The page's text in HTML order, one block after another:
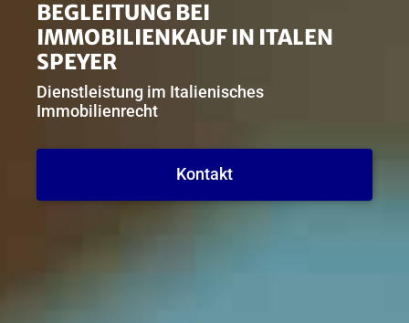
BEGLEITUNG BEI
IMMOBILIENKAUF IN ITALEN
SPEYER
Dienstleistung im Italienisches
Immobilienrecht
Kontakt